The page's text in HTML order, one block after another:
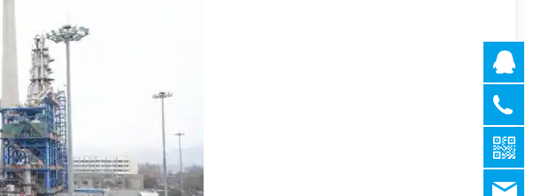
QQ
QQ
QQ
QQ
QQ
021-
021-